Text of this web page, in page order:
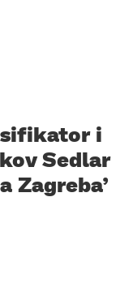
i
Sedlar
Zagreba’